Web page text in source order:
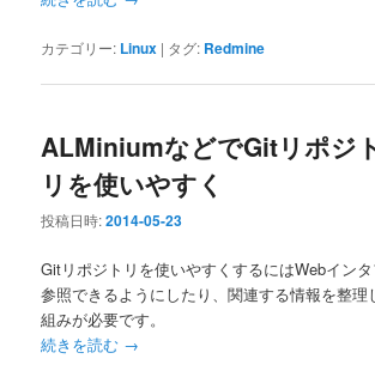
カテゴリー: Linux | タグ: Redmine
ALMiniumなどでGitリポジ
リを使いやすく
投稿日時:2014-05-23
Gitリポジトリを使いやすくするにはWebイン
参照できるようにしたり、関連する情報を整理
組みが必要です。
続きを読む →